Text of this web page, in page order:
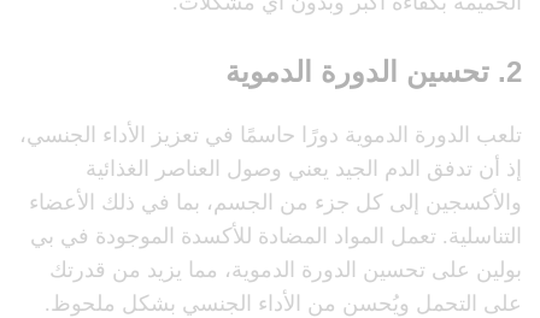
2. تحسين الدورة الدموية
تلعب الدورة الدموية دورًا حاسمًا في تعزيز الأداء الجنسي،
إذ أن تدفق الدم الجيد يعني وصول العناصر الغذائية
والأكسجين إلى كل جزء من الجسم، بما في ذلك الأعضاء
التناسلية. تعمل المواد المضادة للأكسدة الموجودة في بي
بولين على تحسين الدورة الدموية، مما يزيد من قدرتك
على التحمل ويُحسن من الأداء الجنسي بشكل ملحوظ.